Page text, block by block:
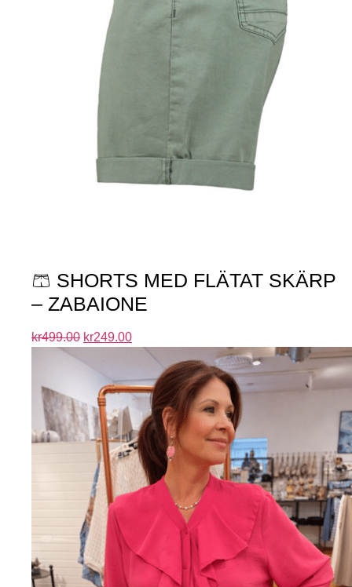
🩳 SHORTS MED FLÄTAT SKÄRP
– ZABAIONE
kr499.00 kr249.00